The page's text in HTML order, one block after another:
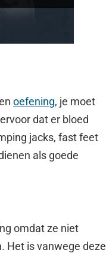
oefening, je moet
dat er bloed
jacks, fast feet
als goede
omdat ze niet
Het is vanwege deze